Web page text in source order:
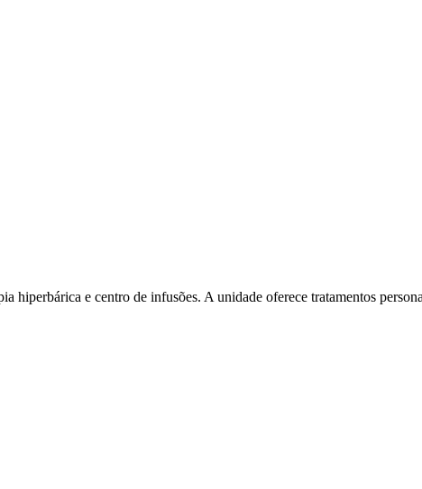
e centro de infusões. A unidade oferece tratamentos